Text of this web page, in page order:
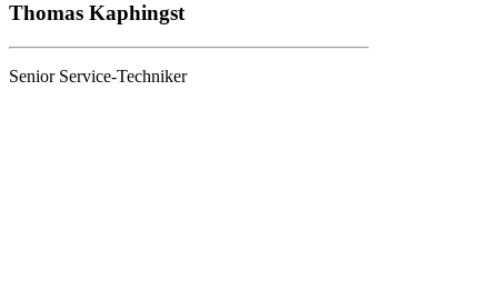
Thomas Kaphingst
Senior Service-Techniker